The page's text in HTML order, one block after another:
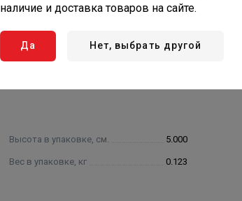
Высота в упаковке, см. 5.000
Вес в упаковке, кг 0.123
наличие и доставка товаров на сайте.
Да Нет, выбрать другой